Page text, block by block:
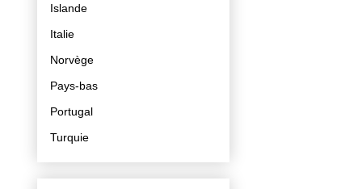
Islande
Italie
Norvège
Pays-bas
Portugal
Turquie